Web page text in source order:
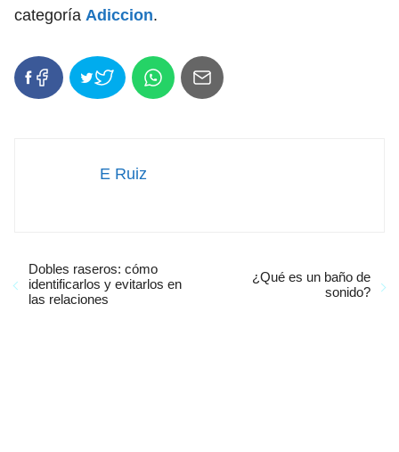
categoría Adiccion.
E Ruiz
Dobles raseros: cómo
identificarlos y evitarlos en
las relaciones
¿Qué es un baño de
sonido?